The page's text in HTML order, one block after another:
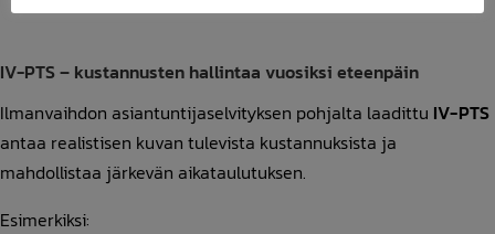
IV-PTS – kustannusten hallintaa vuosiksi eteenpäin
Ilmanvaihdon asiantuntijaselvityksen pohjalta laadittu IV-PTS
antaa realistisen kuvan tulevista kustannuksista ja
mahdollistaa järkevän aikataulutuksen.
Esimerkiksi: